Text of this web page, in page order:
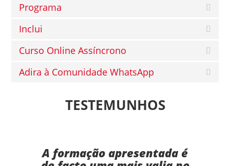
Programa
Inclui
Curso Online Assíncrono
Adira à Comunidade WhatsApp
TESTEMUNHOS
A formação apresentada é